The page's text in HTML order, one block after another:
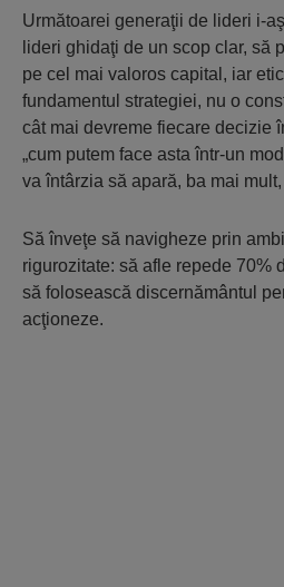
Următoarei generaţii de lideri i-
lideri ghidaţi de un scop clar, să
pe cel mai valoros capital, iar
fundamentul strategiei, nu o
cât mai devreme fiecare decizie
„cum putem face asta într-un
va întârzia să apară, ba mai
Să înveţe să navigheze prin
rigurozitate: să afle repede 70%
să folosească discernământul
acţioneze.